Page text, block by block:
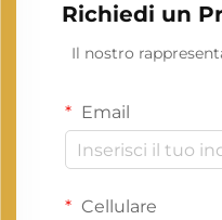
Richiedi un
Il nostro
Email
Cellulare